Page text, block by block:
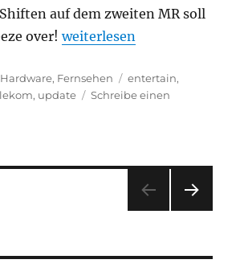
auf dem zweiten MR soll
over!„Mediareceiver Update
weiterlesen
Kategorien
Hardware, Fernsehen Schlagwörter
entertain,
, update
Schreibe einen
E